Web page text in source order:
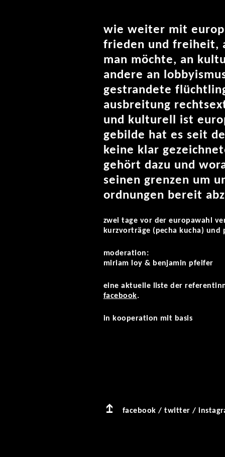
wie weiter mit
frieden und freiheit,
man möchte, an
andere an
gestrandete
ausbreitung
und kulturell ist
gebilde hat es seit
keine klar
gehört dazu und
seinen grenzen um
ordnungen bereit
zwei tage vor der europawahl
kurzvorträge (pecha kucha)
moderation:
miriam loy & benjamin pfeifer
eine aktuelle liste der
facebook.
in kooperation mit basis
facebook /twitter /